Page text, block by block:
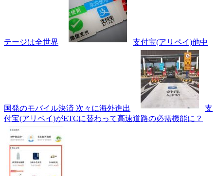
テージは全世界 支付宝(アリペイ)他中
国発のモバイル決済 次々に海外進出
支
付宝(アリペイ)がETCに替わって高速道路の必需機能に？